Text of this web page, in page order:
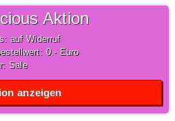
Aktion
auf Widerruf
0,- Euro
Sale
anzeigen